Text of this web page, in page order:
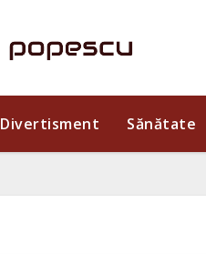
Divertisment Sănătate